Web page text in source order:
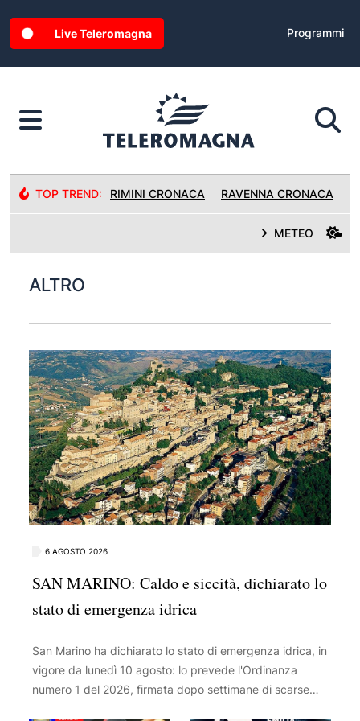
Live Teleromagna Programmi
TOP TREND: RIMINI CRONACA RAVENNA CRONACA
METEO
ALTRO
6 AGOSTO 2026
SAN MARINO: Caldo e siccità, dichiarato lo
stato di emergenza idrica
San Marino ha dichiarato lo stato di emergenza idrica, in
vigore da lunedì 10 agosto: lo prevede l'Ordinanza
numero 1 del 2026, firmata dopo settimane di scarse